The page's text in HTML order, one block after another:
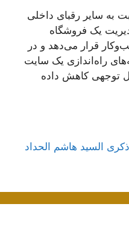
به سایر رقبای داخلی
یک فروشگاه
قرار می‌دهد و در
هزینه‌های راه‌اندازی یک سایت
توجهی کاهش داده
السيد هاشم الحداد